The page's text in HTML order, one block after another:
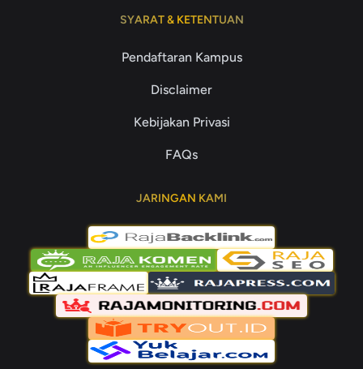
SYARAT & KETENTUAN
Pendaftaran Kampus
Disclaimer
Kebijakan Privasi
FAQs
JARINGAN KAMI